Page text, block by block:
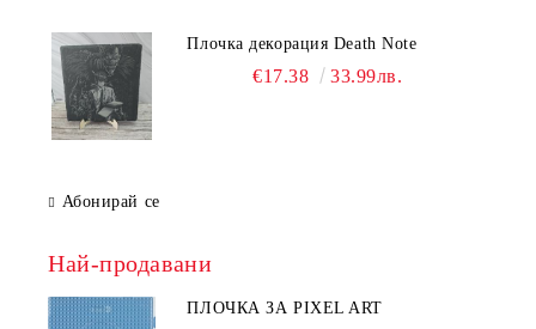
Плочка декорация Death Note
€17.38 33.99лв.
Абонирай се
Най-продавани
ПЛОЧКА ЗА PIXEL ART